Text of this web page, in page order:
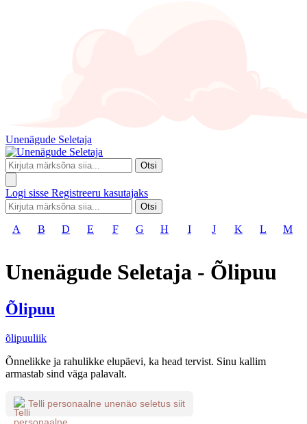
Unenägude Seletaja
Otsi
Logi sisse Registreeru kasutajaks
Otsi
A B D E F G H I J K L M
Unenägude Seletaja - Õlipuu
Õlipuu
õlipuuliik
Õnnelikke ja rahulikke elupäevi, ka head tervist. Sinu kallim
armastab sind väga palavalt.
Telli personaalne unenäo seletus siit